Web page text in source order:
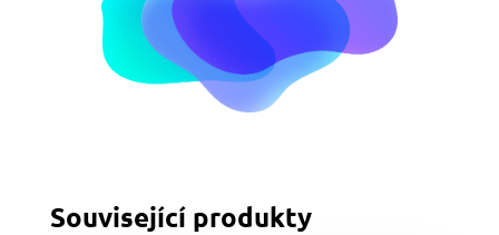
Související produkty